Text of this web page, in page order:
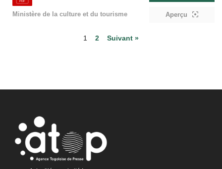
Ministère de la culture et du tourisme Aperçu
1 2 Suivant »